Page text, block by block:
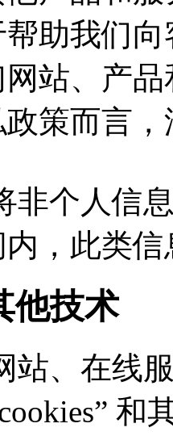
助我们
站、产
策而言
非个人信
，此类
他技术
站、在线
和